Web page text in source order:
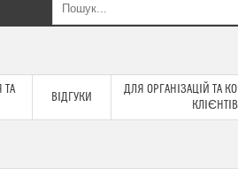
ТА
ВІДГУКИ
ДЛЯ ОРГАНІЗАЦІЙ ТА
КЛІЄНТІВ